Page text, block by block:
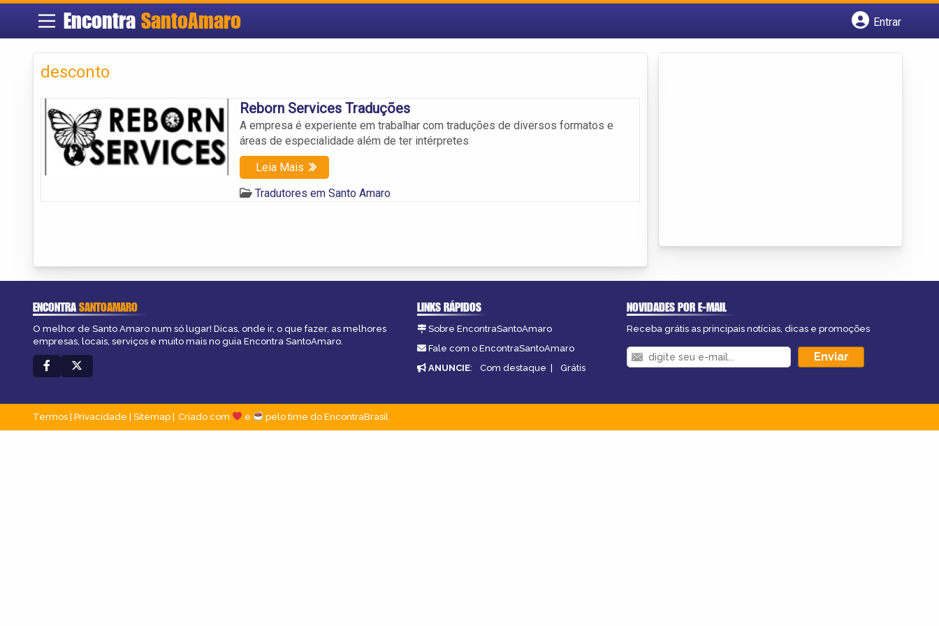
Encontra SantoAmaro
Entrar
desconto
Reborn Services Traduções
A empresa é experiente em trabalhar com traduções de diversos formatos e
áreas de especialidade além de ter intérpretes
Leia Mais
Tradutores em Santo Amaro
ENCONTRASANTOAMARO
O melhor de Santo Amaro num só lugar! Dicas, onde ir, o que fazer, as melhores
empresas, locais, serviços e muito mais no guia Encontra SantoAmaro.
LINKS RÁPIDOS
Sobre EncontraSantoAmaro
Fale com o EncontraSantoAmaro
ANUNCIE: Com destaque | Grátis
NOVIDADES POR E-MAIL
Receba grátis as principais notícias, dicas e promoções
Termos Privacidade Sitemap Criado com e pelo time do EncontraBrasil